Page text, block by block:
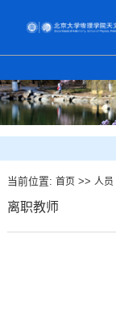
当前位置: 首页>> 人员
离职教师